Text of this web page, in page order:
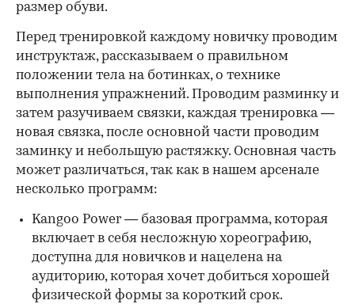
размер обуви.
Перед тренировкой каждому новичку проводим
инструктаж, рассказываем о правильном
положении тела на ботинках, о технике
выполнения упражнений. Проводим разминку и
затем разучиваем связки, каждая тренировка —
новая связка, после основной части проводим
заминку и небольшую растяжку. Основная часть
может различаться, так как в нашем арсенале
несколько программ:
Kangoo Power — базовая программа, которая
включает в себя несложную хореографию,
доступна для новичков и нацелена на
аудиторию, которая хочет добиться хорошей
физической формы за короткий срок.